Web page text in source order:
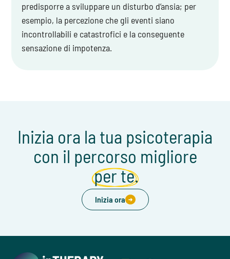
predisporre a sviluppare un disturbo d’ansia; per
esempio, la percezione che gli eventi siano
incontrollabili e catastrofici e la conseguente
sensazione di impotenza.
Inizia ora la tua psicoterapia
con il percorso migliore
per te.
Inizia ora